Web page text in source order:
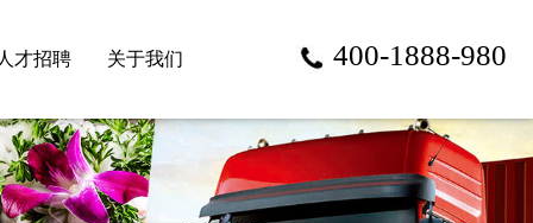
才招聘 关于我们 400-1888-980